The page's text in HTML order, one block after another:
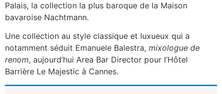
Palais, la collection la plus baroque de la Maison
bavaroise Nachtmann.
Une collection au style classique et luxueux qui a
notamment séduit Emanuele Balestra, mixologue de
renom, aujourd’hui Area Bar Director pour l’Hôtel
Barrière Le Majestic à Cannes.